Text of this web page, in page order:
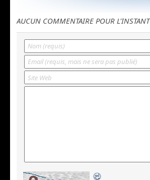
AUCUN COMMENTAIRE POUR L'INSTANT